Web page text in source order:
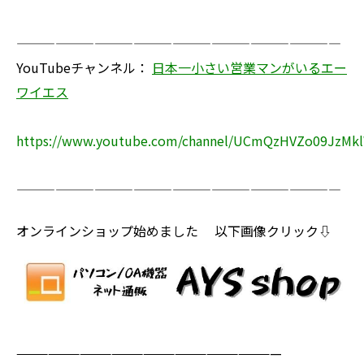
—————————————————————————
YouTubeチャンネル： 日本一小さい営業マンがいるエー
ワイエス
https://www.youtube.com/channel/
—————————————————————————
オンラインショップ始めました 以下画像クリック⇩
—————————————————————————